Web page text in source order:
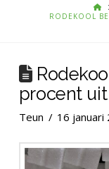
RODEKOOL
procent
Teun 16 januari